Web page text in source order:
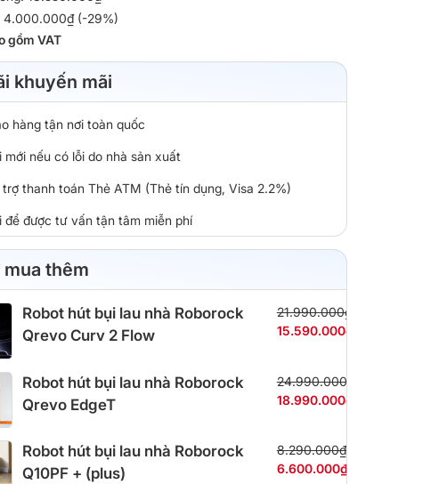
4.000.000₫ (-29%)
gồm VAT
khuyến mãi
hàng tận nơi toàn quốc
mới nếu có lỗi do nhà sản xuất
trợ thanh toán Thẻ ATM (Thẻ tín dụng, Visa 2.2%)
để được tư vấn tận tâm miễn phí
mua thêm
Robot hút bụi lau nhà Roborock
Qrevo Curv 2 Flow
21.990.000₫
15.590.000₫
Robot hút bụi lau nhà Roborock
Qrevo EdgeT
24.990.000₫
18.990.000₫
Robot hút bụi lau nhà Roborock
Q10PF + (plus)
8.290.000₫
6.600.000₫